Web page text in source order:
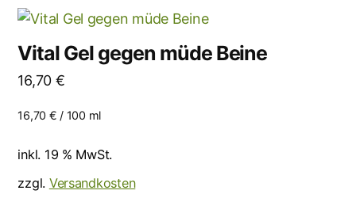
Vital Gel gegen müde Beine
16,70 €
16,70 € / 100 ml
inkl. 19 % MwSt.
zzgl. Versandkosten